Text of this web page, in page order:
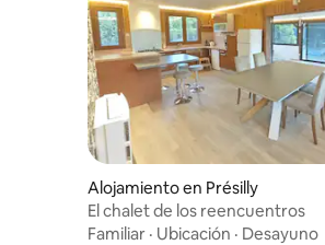
Alojamiento en Présilly
El chalet de los reencuentros
Familiar · Ubicación · Desayuno